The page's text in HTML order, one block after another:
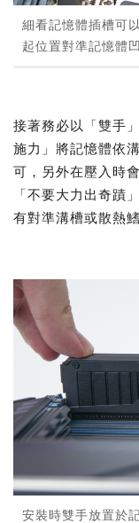
細看記憶體插槽可
起位置對準記憶體
接著務必以「雙手
施力」將記憶體依
可，另外在壓入時
「不要大力出奇蹟
有對準溝槽或散熱
安裝時雙手放置於